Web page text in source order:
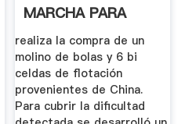
MARCHA PARA
MOLINO DE BOLAS
.
realiza la compra de un
molino de bolas y 6 bi
celdas de flotación
provenientes de China.
Para cubrir la dificultad